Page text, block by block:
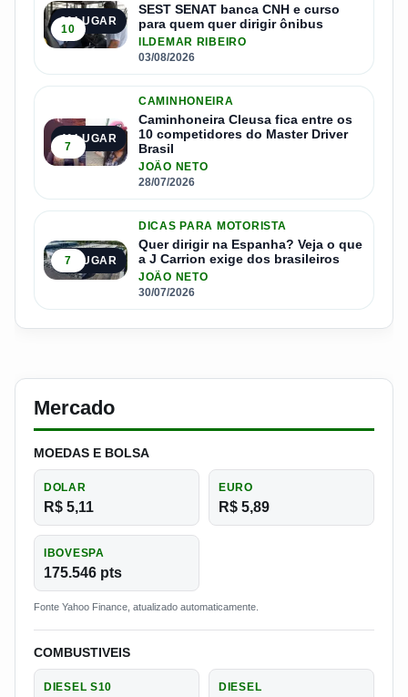
3º LUGAR
10
SEST SENAT banca CNH e curso
para quem quer dirigir ônibus
ILDEMAR RIBEIRO
03/08/2026
4º LUGAR
7
CAMINHONEIRA
Caminhoneira Cleusa fica entre os
10 competidores do Master Driver
Brasil
JOÃO NETO
28/07/2026
5º LUGAR
7
DICAS PARA MOTORISTA
Quer dirigir na Espanha? Veja o que
a J Carrion exige dos brasileiros
JOÃO NETO
30/07/2026
Mercado
MOEDAS E BOLSA
DOLAR
R$ 5,11
EURO
R$ 5,89
IBOVESPA
175.546 pts
Fonte Yahoo Finance, atualizado automaticamente.
COMBUSTIVEIS
DIESEL S10 DIESEL